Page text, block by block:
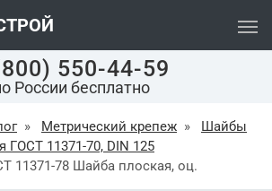
550-44-59
России бесплатно
» Метрический крепеж »
Шайбы
ГОСТ 11371-70, DIN 125
11371-78 Шайба плоская, оц.